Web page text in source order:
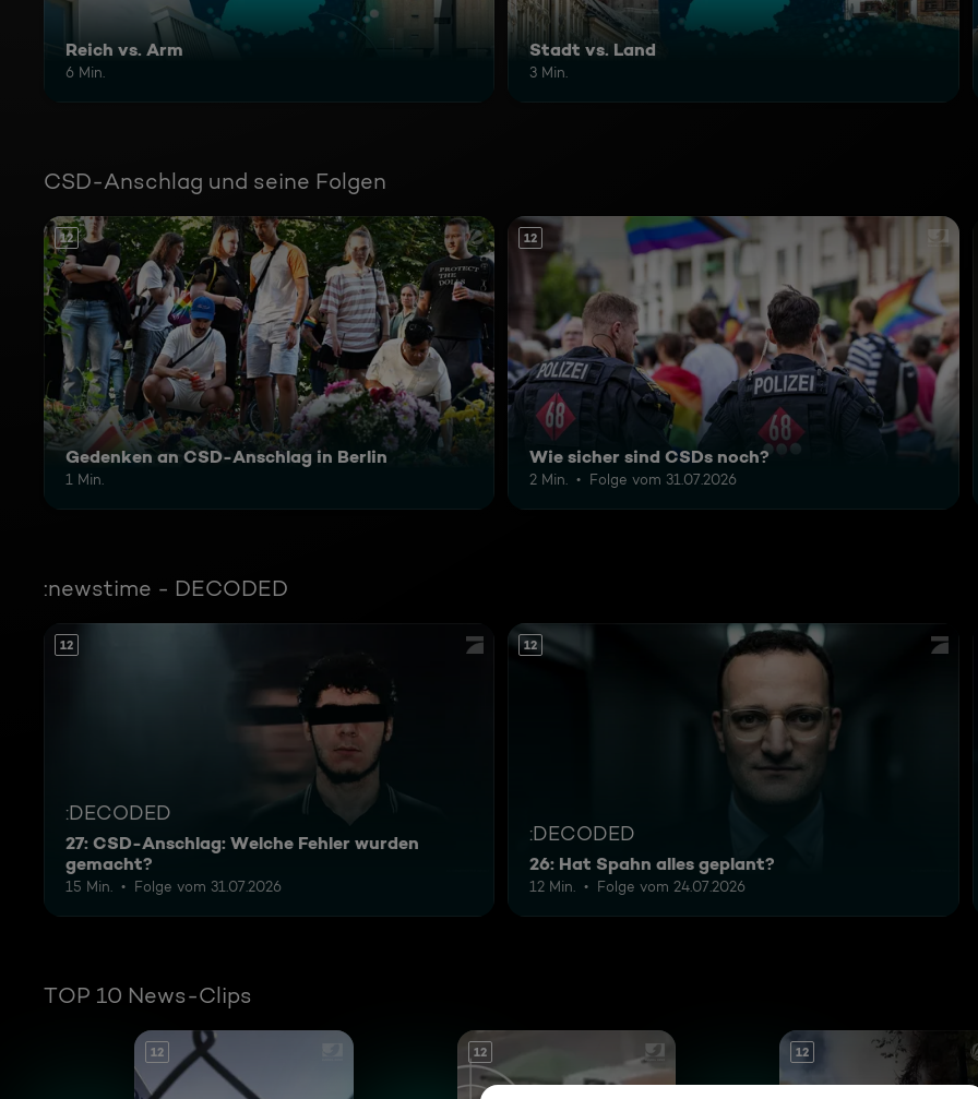
Reich vs. Arm
6 Min.
Stadt vs. Land
3 Min.
CSD-Anschlag und seine Folgen
12
Gedenken an CSD-Anschlag in Berlin
1 Min.
12
Wie sicher sind CSDs noch?
2 Min. Folge vom 31.07.2026
:newstime - DECODED
12
:DECODED
27: CSD-Anschlag: Welche Fehler wurden
gemacht?
15 Min. Folge vom 31.07.2026
12
:DECODED
26: Hat Spahn alles geplant?
12 Min. Folge vom 24.07.2026
TOP 10 News-Clips
12 12 12